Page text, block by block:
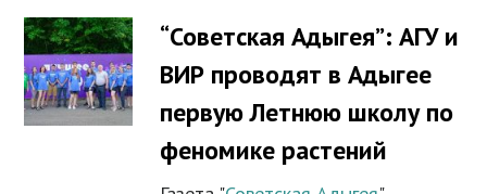
“Советская Адыгея”: АГУ и
ВИР проводят в Адыгее
первую Летнюю школу по
феномике растений